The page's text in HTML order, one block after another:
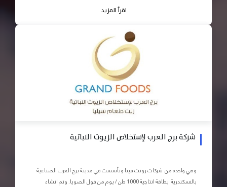
اقرأ المزيد
شركة برج العرب لإستخلاص الزيوت النباتية
وهي واحده من شركات رونت فيتا وتأسست في مدينة برج العرب الصناعية
بالاسكندرية بطاقة انتاجية 1000 طن / يوم من فول الصويا. وتم انشاء